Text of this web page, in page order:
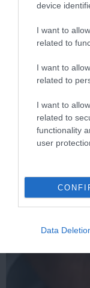
device
I want to
related to
I want to
related to
I want to
related to
functionality
user
Data
One
Die Instantly
89